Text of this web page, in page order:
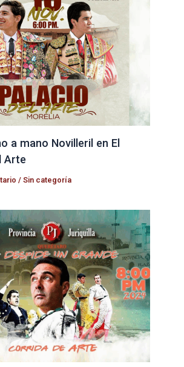
a mano Novilleril en El
Arte
/Sin categoría